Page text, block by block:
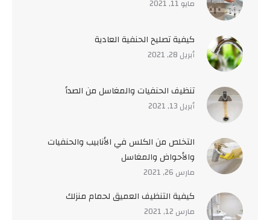
مايو 11, 2021
كيفية تصليح الحنفية العادية
أبريل 28, 2021
تنظيف الحنفيات والمغاسل من الصدأ
أبريل 13, 2021
التخلص من الكلس في الأنابيب والحنفيات
والأحواض والمغاسل
مارس 26, 2021
كيفية التنظيف العميق لحمام منزلك
مارس 12, 2021